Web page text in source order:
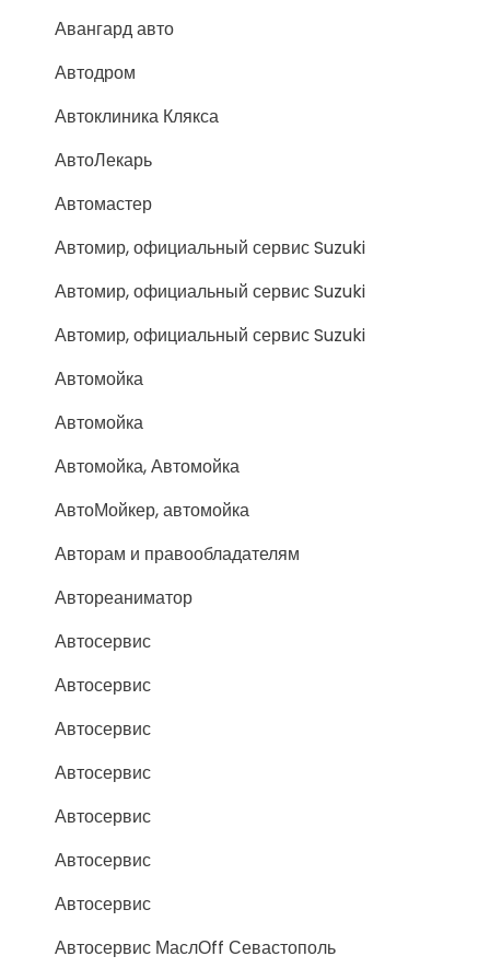
Авангард авто
Автодром
Автоклиника Клякса
АвтоЛекарь
Автомастер
Автомир, официальный сервис Suzuki
Автомир, официальный сервис Suzuki
Автомир, официальный сервис Suzuki
Автомойка
Автомойка
Автомойка, Автомойка
АвтоМойкер, автомойка
Авторам и правообладателям
Автореаниматор
Автосервис
Автосервис
Автосервис
Автосервис
Автосервис
Автосервис
Автосервис
Автосервис МаслОff Севастополь